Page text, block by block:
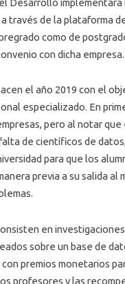
Desarrollo
través de la plataforma
como de
con dicha empresa.
el año 2019 con el
especializado. En
pero al notar que
de científicos de
para que los
previa a su salida al
en
sobre un base de
premios monetarios
profesores y las